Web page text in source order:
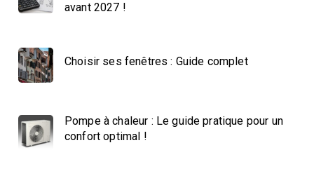
avant 2027 !
Choisir ses fenêtres : Guide complet
Pompe à chaleur : Le guide pratique pour un
confort optimal !